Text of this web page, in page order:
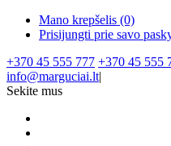
Mano krepšelis (0)
Prisijungti prie savo
+370 45 555 777 +370 45 555
info@marguciai.lt|
Sekite mus